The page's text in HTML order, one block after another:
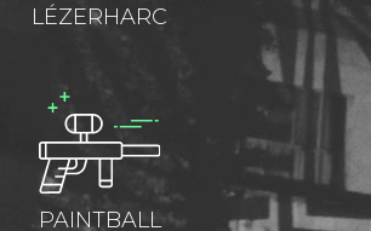
LÉZERHARC
PAINTBALL